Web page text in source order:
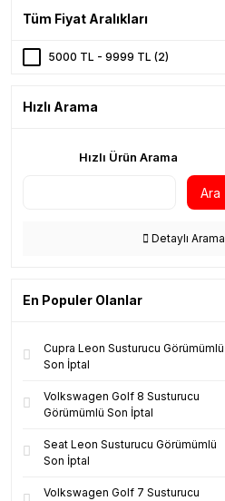
Tüm Fiyat Aralıkları
5000 TL - 9999 TL (2)
Hızlı Arama
Hızlı Ürün Arama
Ara
Detaylı Arama
En Populer Olanlar
Cupra Leon Susturucu Görümümlü
Son İptal
Volkswagen Golf 8 Susturucu
Görümümlü Son İptal
Seat Leon Susturucu Görümümlü
Son İptal
Volkswagen Golf 7 Susturucu